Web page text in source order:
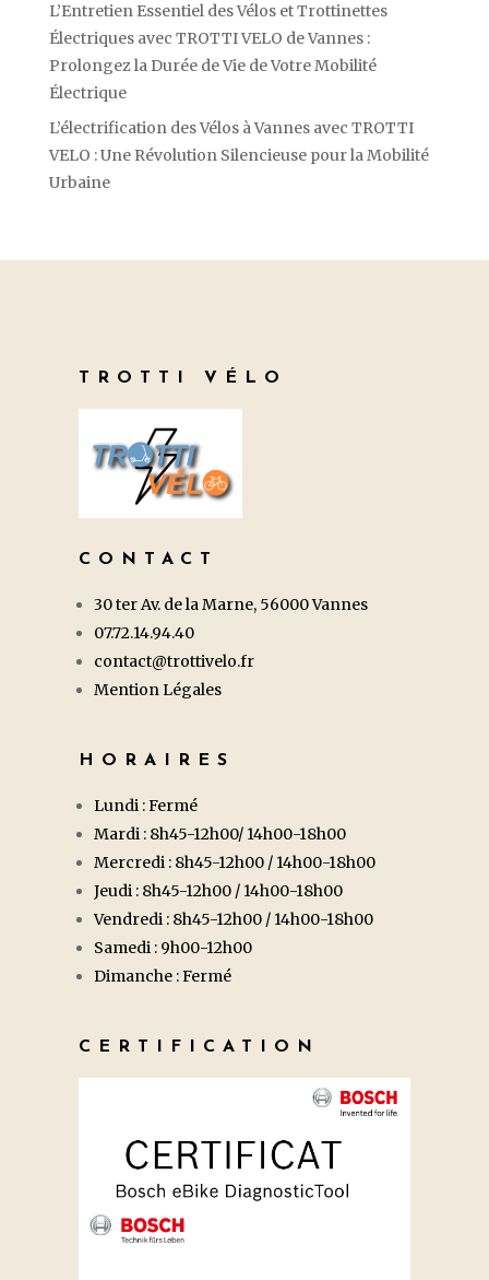
L’Entretien Essentiel des Vélos et Trottinettes
Électriques avec TROTTI VELO de Vannes :
Prolongez la Durée de Vie de Votre Mobilité
Électrique
L’électrification des Vélos à Vannes avec TROTTI
VELO : Une Révolution Silencieuse pour la Mobilité
Urbaine
TROTTI VÉLO
CONTACT
30 ter Av. de la Marne, 56000 Vannes
07.72.14.94.40
contact@trottivelo.fr
Mention Légales
HORAIRES
Lundi : Fermé
Mardi : 8h45-12h00/ 14h00-18h00
Mercredi : 8h45-12h00 / 14h00-18h00
Jeudi : 8h45-12h00 / 14h00-18h00
Vendredi : 8h45-12h00 / 14h00-18h00
Samedi : 9h00-12h00
Dimanche : Fermé
CERTIFICATION